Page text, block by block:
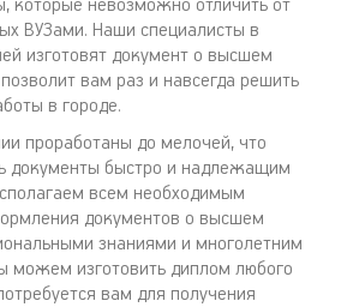
которые невозможно отличить от
ВУЗами. Наши специалисты в
изготовят документ о высшем
вам раз и навсегда решить
в городе.
проработаны до мелочей, что
документы быстро и надлежащим
всем необходимым
документов о высшем
знаниями и многолетним
можем изготовить диплом любого
вам для получения